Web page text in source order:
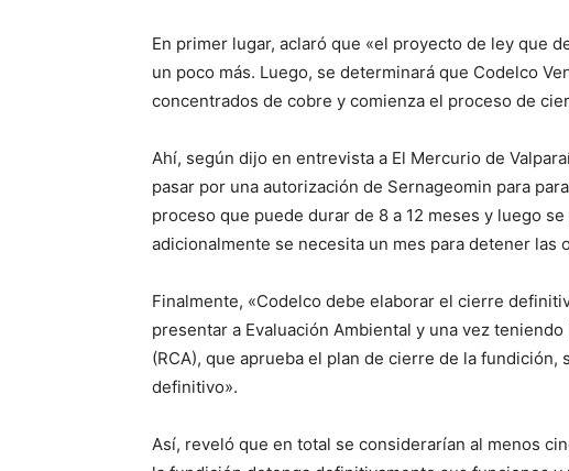
En primer lugar, aclaró que «el proyecto de ley que
un poco más. Luego, se determinará que Codelco
concentrados de cobre y comienza el proceso de
Ahí, según dijo en entrevista a El Mercurio de
pasar por una autorización de Sernageomin para
proceso que puede durar de 8 a 12 meses y luego
adicionalmente se necesita un mes para detener las
Finalmente, «Codelco debe elaborar el cierre
presentar a Evaluación Ambiental y una vez
(RCA), que aprueba el plan de cierre de la
definitivo».
Así, reveló que en total se considerarían al menos